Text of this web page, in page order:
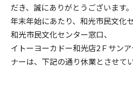
だき、誠にありがとうございます。
年末年始にあたり、和光市民文化
和光市民文化センター窓口、
イトーヨーカドー和光店2Ｆサン
ナーは、下記の通り休業とさせて